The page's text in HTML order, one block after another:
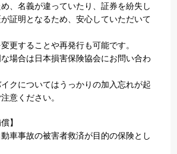
、名義が違っていたり、証券を紛失し
証明となるため、安心していただいて
更することや再発行も可能です。
場合は日本損害保険協会にお問い合わ
クについてはうっかりの加入忘れが起
意ください。
】
車事故の被害者救済が目的の保険とし